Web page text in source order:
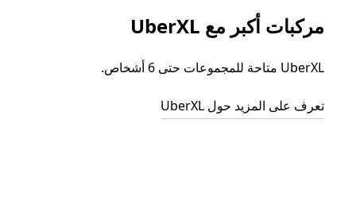
مركبات أكبر مع UberXL
UberXL متاحة للمجموعات حتى 6 أشخاص.
تعرف على المزيد حول UberXL